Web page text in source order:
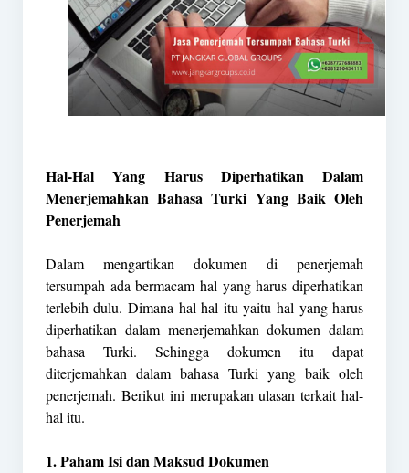
Hal-Hal Yang Harus Diperhatikan Dalam
Menerjemahkan Bahasa Turki Yang Baik Oleh
Penerjemah
Dalam mengartikan dokumen di penerjemah
tersumpah ada bermacam hal yang harus diperhatikan
terlebih dulu. Dimana hal-hal itu yaitu hal yang harus
diperhatikan dalam menerjemahkan dokumen dalam
bahasa Turki. Sehingga dokumen itu dapat
diterjemahkan dalam bahasa Turki yang baik oleh
penerjemah. Berikut ini merupakan ulasan terkait hal-
hal itu.
1. Paham Isi dan Maksud Dokumen